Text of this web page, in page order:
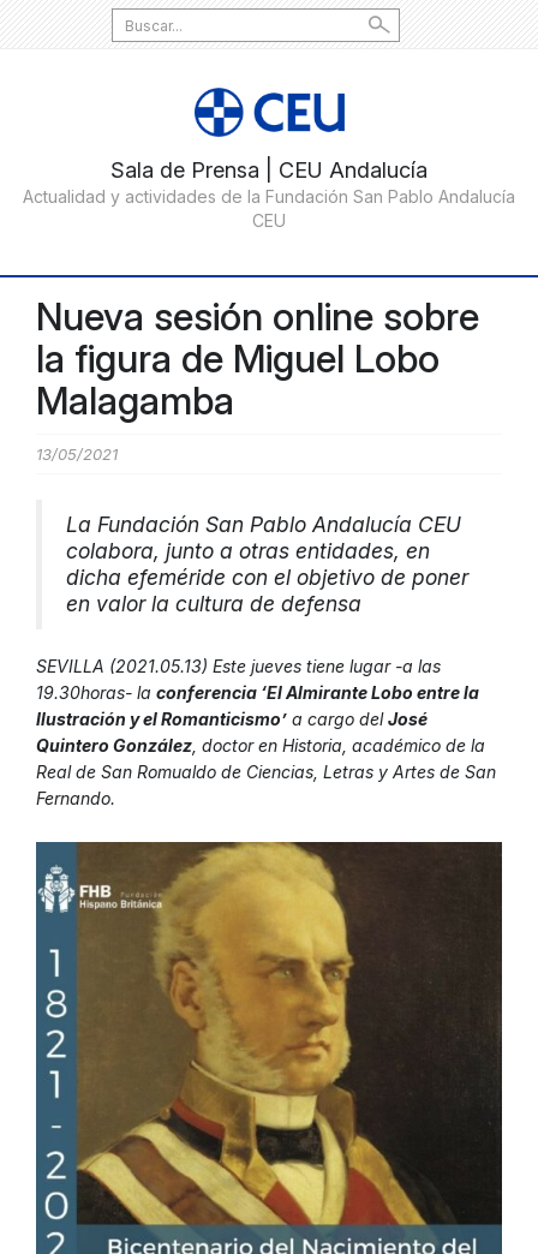
Search
for:
Nueva sesión online sobre
la figura de Miguel Lobo
Malagamba
13/05/2021
La Fundación San Pablo Andalucía CEU
colabora, junto a otras entidades, en
dicha efeméride con el objetivo de poner
en valor la cultura de defensa
SEVILLA (2021.05.13) Este jueves tiene lugar -a las
19.30horas- la conferencia ‘El Almirante Lobo entre la
Ilustración y el Romanticismo’ a cargo delJosé
Quintero González , doctor en Historia, académico de la
Real de San Romualdo de Ciencias, Letras y Artes de San
Fernando.